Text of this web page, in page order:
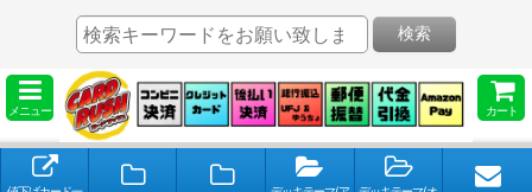
メニュー カート
検索